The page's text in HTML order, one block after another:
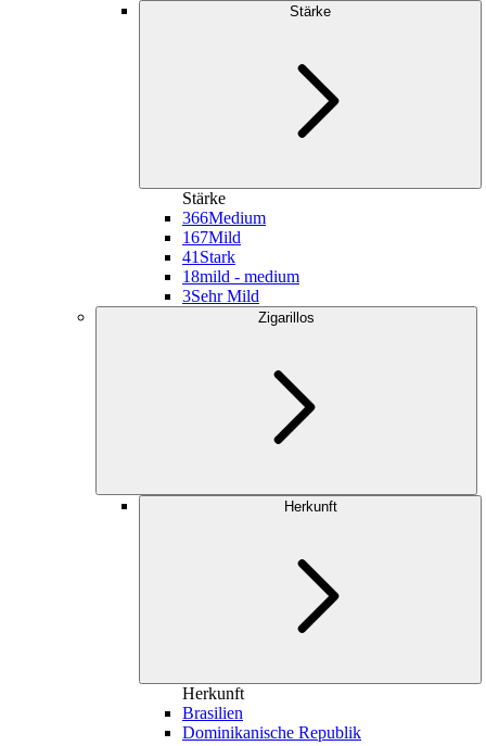
Stärke
Stärke
366Medium
167Mild
41 Stark
18mild - medium
3Sehr Mild
Zigarillos
Herkunft
Herkunft
Brasilien
Dominikanische Republik